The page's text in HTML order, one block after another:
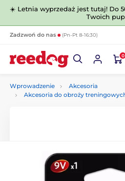
☀️ Letnia wyprzedaż jest tutaj! Do
Twoich
Zadzwoń do nas (Pn-Pt 8-16:30)
0
Wprowadzenie
Akcesoria
Akcesoria do obroży